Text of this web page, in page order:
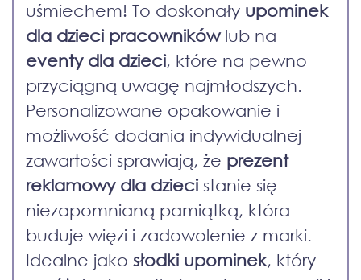
uśmiechem! To doskonały upominek
dla dzieci pracownikówlub na
eventy dla dzieci, które na pewno
przyciągną uwagę najmłodszych.
Personalizowane opakowanie i
możliwość dodania indywidualnej
zawartości sprawiają, że prezent
reklamowy dla dzieci stanie się
niezapomnianą pamiątką, która
buduje więzi i zadowolenie z marki.
Idealne jako słodki upominek, który